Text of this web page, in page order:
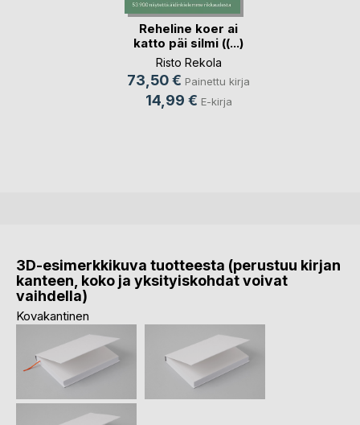
Reheline koer ai
katto päi silmi ((...)
Risto Rekola
73,50 € Painettu kirja
14,99 € E-kirja
3D-esimerkkikuva tuotteesta (perustuu kirjan
kanteen, koko ja yksityiskohdat voivat
vaihdella)
Kovakantinen